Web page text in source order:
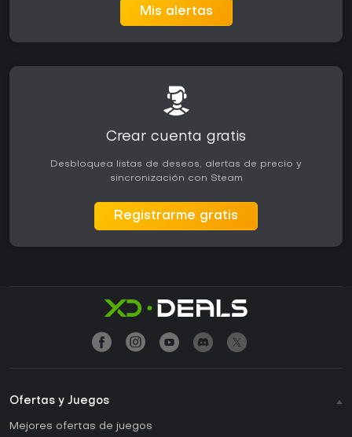
Mis alertas
Crear cuenta gratis
Desbloquea listas de deseos, alertas de precio y
sincronización con Steam
Registrarme gratis
Ofertas y Juegos
Mejores ofertas de juegos